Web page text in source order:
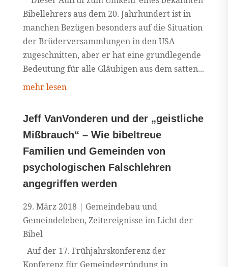
Bibellehrers aus dem 20. Jahrhundert ist in
manchen Bezügen besonders auf die Situation
der Brüderversammlungen in den USA
zugeschnitten, aber er hat eine grundlegende
Bedeutung für alle Gläubigen aus dem satten...
mehr lesen
Jeff VanVonderen und der „geistliche
Mißbrauch“ – Wie bibeltreue
Familien und Gemeinden von
psychologischen Falschlehren
angegriffen werden
29. März 2018 | Gemeindebau und
Gemeindeleben, Zeitereignisse im Licht der
Bibel
Auf der 17. Frühjahrskonferenz der
Konferenz für Gemeindegründung in